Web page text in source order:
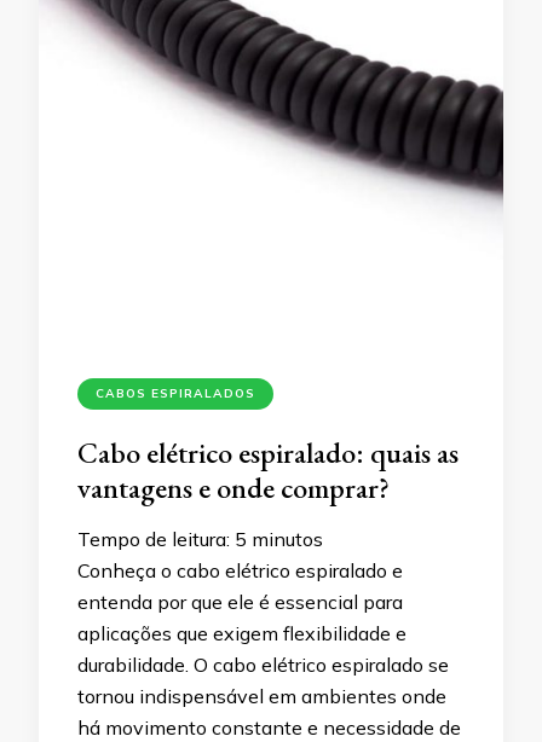
CABOS ESPIRALADOS
Cabo elétrico espiralado: quais as
vantagens e onde comprar?
Tempo de leitura: 5 minutos
Conheça o cabo elétrico espiralado e
entenda por que ele é essencial para
aplicações que exigem flexibilidade e
durabilidade. O cabo elétrico espiralado se
tornou indispensável em ambientes onde
há movimento constante e necessidade de